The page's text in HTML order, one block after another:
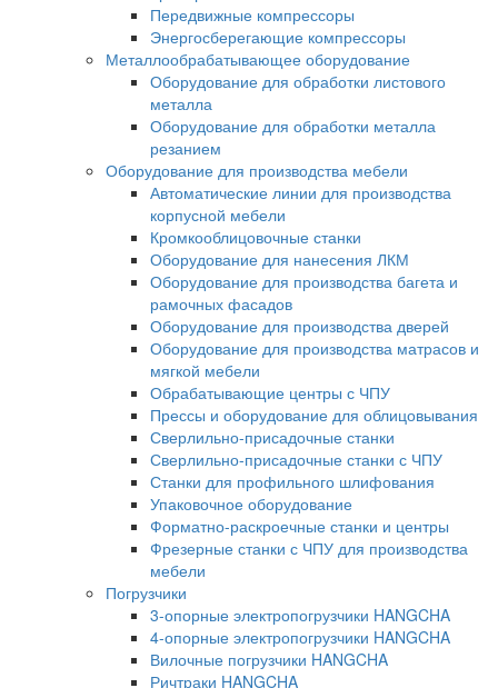
Передвижные компрессоры
Энергосберегающие компрессоры
Металлообрабатывающее оборудование
Оборудование для обработки листового
металла
Оборудование для обработки металла
резанием
Оборудование для производства мебели
Автоматические линии для производства
корпусной мебели
Кромкооблицовочные станки
Оборудование для нанесения ЛКМ
Оборудование для производства багета и
рамочных фасадов
Оборудование для производства дверей
Оборудование для производства матрасов и
мягкой мебели
Обрабатывающие центры с ЧПУ
Прессы и оборудование для облицовывания
Сверлильно-присадочные станки
Сверлильно-присадочные станки с ЧПУ
Станки для профильного шлифования
Упаковочное оборудование
Форматно-раскроечные станки и центры
Фрезерные станки с ЧПУ для производства
мебели
Погрузчики
3-опорные электропогрузчики HANGCHA
4-опорные электропогрузчики HANGCHA
Вилочные погрузчики HANGCHA
Ричтраки HANGCHA